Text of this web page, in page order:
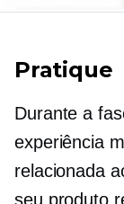
Pratique
Durante a
experiência
relacionada
seu produto